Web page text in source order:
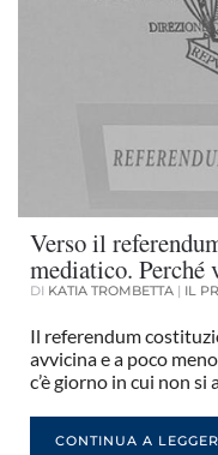
Verso il
mediatico. Perché
DI KATIA TROMBETTA | IL
Il referendum
avvicina e a poco
c’è giorno in cui non si
CONTINUA A